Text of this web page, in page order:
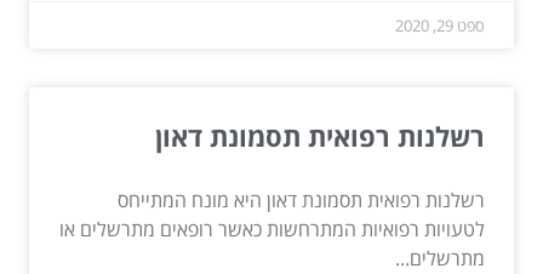
ספט 29, 2020
רשלנות רפואית תסמונת דאון
רשלנות רפואית תסמונת דאון היא מונח המתייחס
לטעויות רפואיות המתרחשות כאשר רופאים מתרשלים או
מתרשלים...